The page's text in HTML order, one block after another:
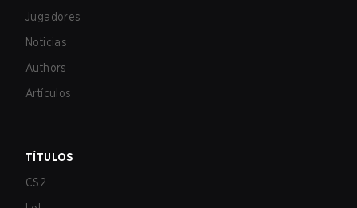
Jugadores
Noticias
Authors
Artículos
TÍTULOS
CS2